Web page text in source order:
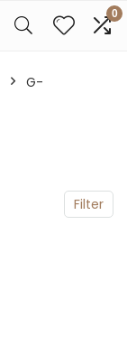
0
‎G-
Filter